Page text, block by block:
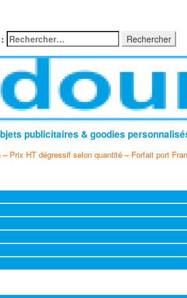
publicitaires & goodies
Prix HT dégressif selon quantité – Forfait port